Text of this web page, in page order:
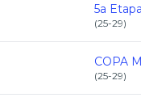
(25-29)
(25-29)